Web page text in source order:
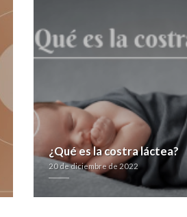
¿Qué es la costra láctea?
20 de diciembre de 2022